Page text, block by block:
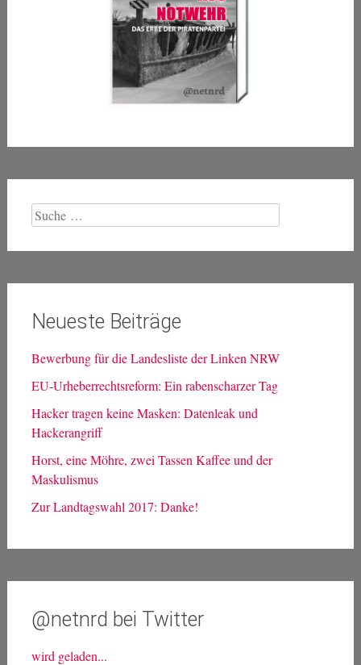
Suche
nach:
Neueste Beiträge
Bewerbung für die Landesliste der Linken NRW
EU-Urheberrechtsreform: Ein rabenscharzer Tag
Hacker tragen keine Masken: Datenleak und
Hackerangriff
Horst, eine Möhre, zwei Tassen Kaffee und der
Maskulismus
Zur Landtagswahl 2017: Danke!
@netnrd bei Twitter
wird geladen...